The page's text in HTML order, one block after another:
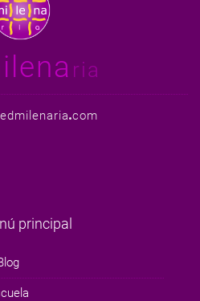
ria
com
principal